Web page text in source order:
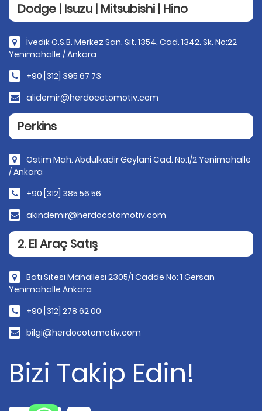
Dodge | Isuzu | Mitsubishi | Hino
İvedik O.S.B. Merkez San. Sit. 1354. Cad. 1342. Sk. No:22
Yenimahalle / Ankara
+90 [312] 395 67 73
alidemir@herdocotomotiv.com
Perkins
Ostim Mah. Abdulkadir Geylani Cad. No:1/2 Yenimahalle
/ Ankara
+90 [312] 385 56 56
akindemir@herdocotomotiv.com
2. El Araç Satış
Batı Sitesi Mahallesi 2305/1 Cadde No: 1 Gersan
Yenimahalle Ankara
+90 [312] 278 62 00
bilgi@herdocotomotiv.com
Bizi Takip Edin!